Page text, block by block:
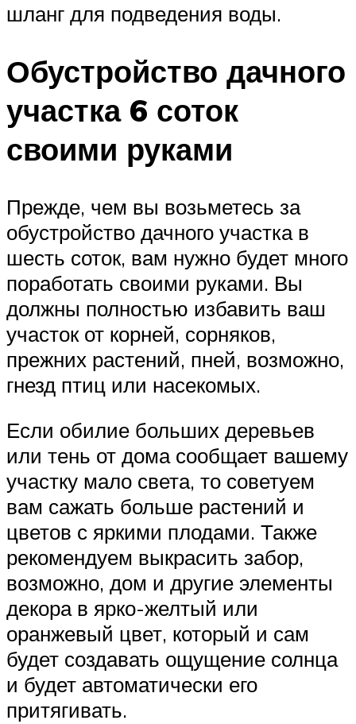
шланг для подведения воды.
Обустройство дачного
участка 6 соток
своими руками
Прежде, чем вы возьметесь за
обустройство дачного участка в
шесть соток, вам нужно будет много
поработать своими руками. Вы
должны полностью избавить ваш
участок от корней, сорняков,
прежних растений, пней, возможно,
гнезд птиц или насекомых.
Если обилие больших деревьев
или тень от дома сообщает вашему
участку мало света, то советуем
вам сажать больше растений и
цветов с яркими плодами. Также
рекомендуем выкрасить забор,
возможно, дом и другие элементы
декора в ярко-желтый или
оранжевый цвет, который и сам
будет создавать ощущение солнца
и будет автоматически его
притягивать.